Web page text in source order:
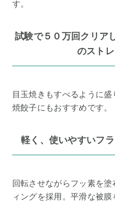
す。
試験で５０万回クリア
のスト
目玉焼きもすべるように盛
焼餃子にもおすすめです。
軽く、使いやすいフ
回転させながらフッ素を
ィングを採用。平滑な被